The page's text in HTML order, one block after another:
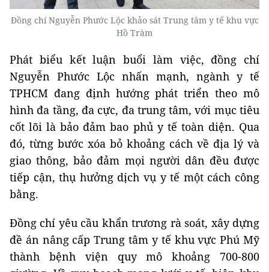
Đồng chí Nguyễn Phước Lộc khảo sát Trung tâm y tế khu vực
Hồ Tràm
Phát biểu kết luận buổi làm việc, đồng chí
Nguyễn Phước Lộc nhấn mạnh, ngành y tế
TPHCM đang định hướng phát triển theo mô
hình đa tầng, đa cực, đa trung tâm, với mục tiêu
cốt lõi là bảo đảm bao phủ y tế toàn diện. Qua
đó, từng bước xóa bỏ khoảng cách về địa lý và
giao thông, bảo đảm mọi người dân đều được
tiếp cận, thụ hưởng dịch vụ y tế một cách công
bằng.
Đồng chí yêu cầu khẩn trương rà soát, xây dựng
đề án nâng cấp Trung tâm y tế khu vực Phú Mỹ
thành bệnh viện quy mô khoảng 700-800